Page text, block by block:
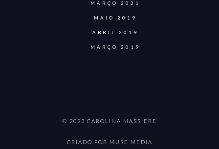
MARÇO 2021
MAIO 2019
ABRIL 2019
MARÇO 2019
© 2023 CAROLINA MASSIERE
CRIADO POR MUSE MEDIA